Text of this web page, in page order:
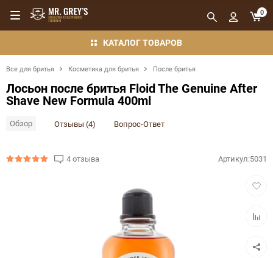
КАТАЛОГ ТОВАРОВ
0
Все для бритья Косметика для бритья После бритья
Лосьон после бритья Floid The Genuine After
Shave New Formula 400ml
Обзор Отзывы (4) Вопрос-Ответ
Артикул:5031
4 отзыва